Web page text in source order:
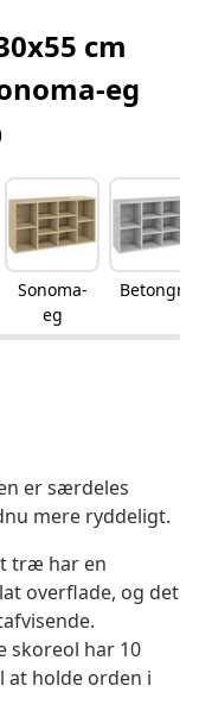
cm
eg
Sonoma-
eg
Betongrå
er særdeles
mere ryddeligt.
træ har en
overflade, og det
skoreol har 10
at holde orden i